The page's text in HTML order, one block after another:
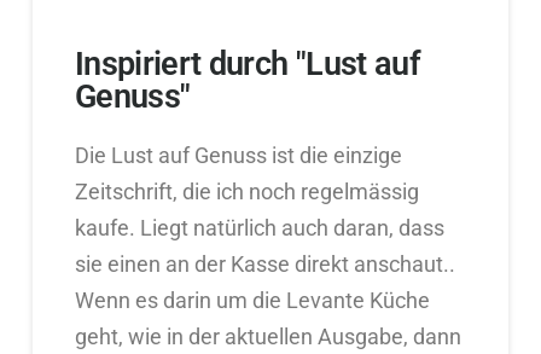
Inspiriert durch "Lust auf
Genuss"
Die Lust auf Genuss ist die einzige
Zeitschrift, die ich noch regelmässig
kaufe. Liegt natürlich auch daran, dass
sie einen an der Kasse direkt anschaut..
Wenn es darin um die Levante Küche
geht, wie in der aktuellen Ausgabe, dann